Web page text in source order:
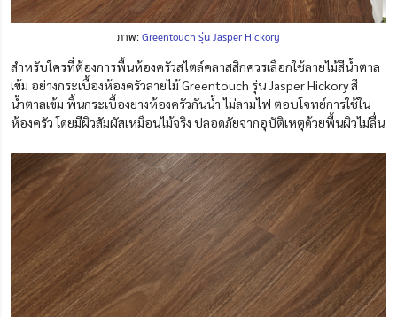
ภาพ:Greentouch รุ่น Jasper Hickory
สำหรับใครที่ต้องการพื้นห้องครัวสไตล์คลาสสิกควรเลือกใช้ลายไม้สีน้ำตาล
เข้ม อย่างกระเบื้องห้องครัวลายไม้ Greentouch รุ่น Jasper Hickory สี
น้ำตาลเข้ม พื้นกระเบื้องยางห้องครัวกันน้ำ ไม่ลามไฟ ตอบโจทย์การใช้ใน
ห้องครัว โดยมีผิวสัมผัสเหมือนไม้จริง ปลอดภัยจากอุบัติเหตุด้วยพื้นผิวไม่ลื่น